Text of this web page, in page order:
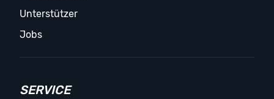
Unterstützer
Jobs
SERVICE